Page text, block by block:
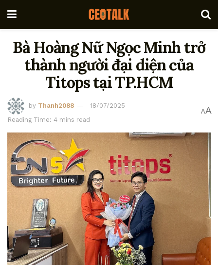
Bà Hoàng Nữ Ngọc Minh trở
thành người đại diện của
Titops tại TP.HCM
by Thanh2088
18/07/2025
Reading Time: 4 mins read
AA